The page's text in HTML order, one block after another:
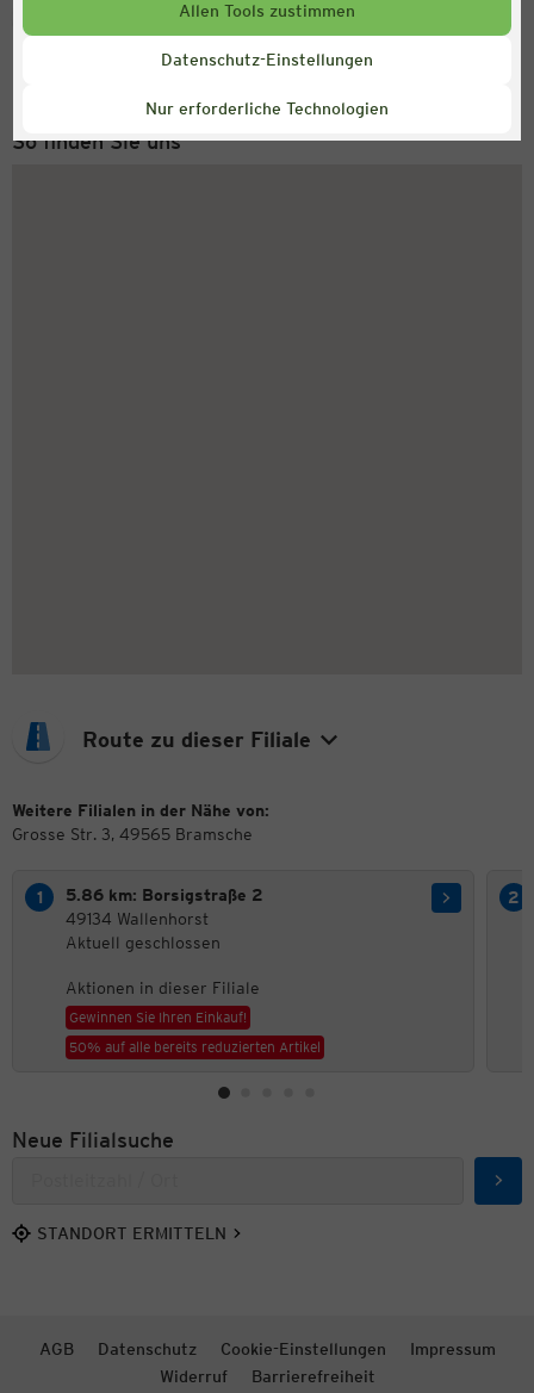
Allen Tools zustimmen
Datenschutz-Einstellungen
Nur erforderliche Technologien
Service Hotline
+43 (0) 1 2675 502
So finden Sie uns
Route zu dieser Filiale
Weitere Filialen in der Nähe von:
Grosse Str. 3, 49565 Bramsche
5.86 km: Borsigstraße 2
49134 Wallenhorst
Aktuell geschlossen
Aktionen in dieser Filiale
Gewinnen Sie Ihren Einkauf!
50% auf alle bereits reduzierten Artikel
Neue Filialsuche
STANDORT ERMITTELN
AGB Datenschutz Cookie-Einstellungen
Impressum
Widerruf
Barrierefreiheit